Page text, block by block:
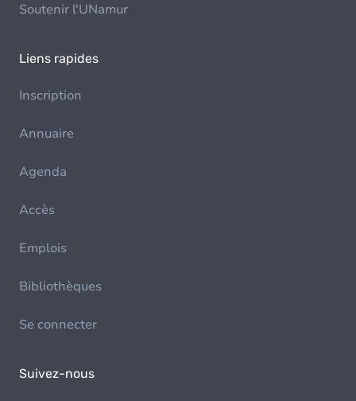
Soutenir l'UNamur
Liens rapides
Inscription
Annuaire
Agenda
Accès
Emplois
Bibliothèques
Se connecter
Suivez-nous